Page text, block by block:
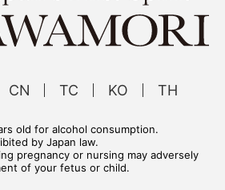
CN TC KO TH
old for alcohol consumption.
by Japan law.
pregnancy or nursing may adversely
of your fetus or child.